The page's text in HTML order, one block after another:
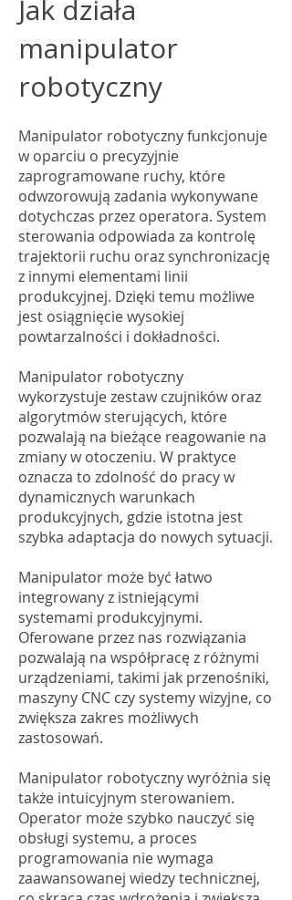
Jak działa
manipulator
robotyczny
Manipulator robotyczny funkcjonuje
w oparciu o precyzyjnie
zaprogramowane ruchy, które
odwzorowują zadania wykonywane
dotychczas przez operatora. System
sterowania odpowiada za kontrolę
trajektorii ruchu oraz synchronizację
z innymi elementami linii
produkcyjnej. Dzięki temu możliwe
jest osiągnięcie wysokiej
powtarzalności i dokładności.
Manipulator robotyczny
wykorzystuje zestaw czujników oraz
algorytmów sterujących, które
pozwalają na bieżące reagowanie na
zmiany w otoczeniu. W praktyce
oznacza to zdolność do pracy w
dynamicznych warunkach
produkcyjnych, gdzie istotna jest
szybka adaptacja do nowych sytuacji.
Manipulator może być łatwo
integrowany z istniejącymi
systemami produkcyjnymi.
Oferowane przez nas rozwiązania
pozwalają na współpracę z różnymi
urządzeniami, takimi jak przenośniki,
maszyny CNC czy systemy wizyjne, co
zwiększa zakres możliwych
zastosowań.
Manipulator robotyczny wyróżnia się
także intuicyjnym sterowaniem.
Operator może szybko nauczyć się
obsługi systemu, a proces
programowania nie wymaga
zaawansowanej wiedzy technicznej,